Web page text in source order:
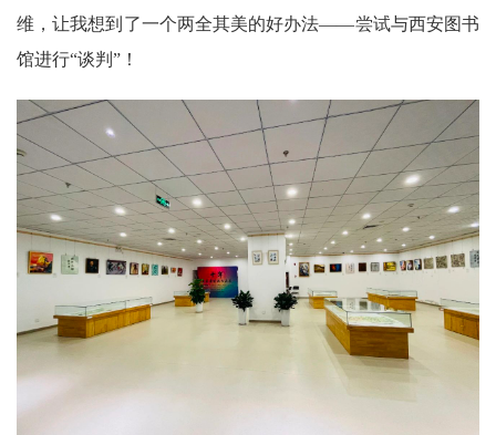
维，让我想到了一个两全其美的好办法——尝试与西安图书
馆进行“谈判”！